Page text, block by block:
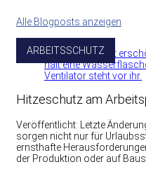
Alle Blogposts anzeigen
ARBEITSSCHUTZ
Hitzeschutz am
Veröffentlicht: Letzte
sorgen nicht nur für
ernsthafte
der Produktion oder auf